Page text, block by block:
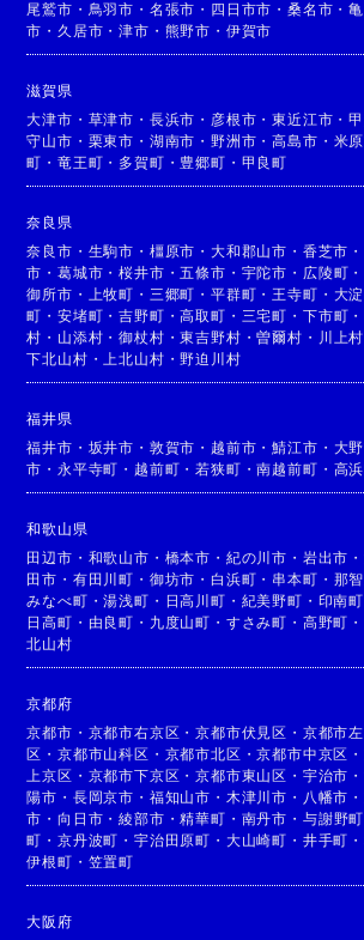
尾鷲市 ・ 鳥羽市 ・ 名張市 ・ 四日市市 ・桑名市 ・
市 ・ 久居市 ・津市 ・ 熊野市 ・ 伊賀市
滋賀県
大津市 ・ 草津市 ・ 長浜市 ・ 彦根市 ・東近江市 ・
守山市 ・ 栗東市 ・ 湖南市 ・野洲市 ・高島市 ・ 米
町 ・竜王町 ・ 多賀町 ・ 豊郷町 ・ 甲良町
奈良県
奈良市 ・ 生駒市 ・ 橿原市 ・大和郡山市 ・ 香芝市 ・
市 ・葛城市 ・桜井市 ・五條市 ・ 宇陀市 ・ 広陵町 ・
御所市 ・ 上牧町 ・ 三郷町 ・平群町 ・王寺町 ・ 大
町 ・安堵町 ・吉野町 ・高取町 ・ 三宅町 ・ 下市町 ・
村 ・ 山添村 ・御杖村 ・東吉野村 ・曽爾村 ・ 川上村
下北山村 ・上北山村 ・野迫川村
福井県
福井市 ・ 坂井市 ・ 敦賀市 ・ 越前市 ・鯖江市 ・ 大
市 ・永平寺町 ・ 越前町 ・若狭町 ・南越前町 ・ 高
和歌山県
田辺市 ・ 和歌山市 ・ 橋本市 ・ 紀の川市 ・ 岩出市 ・
田市 ・ 有田川町 ・ 御坊市 ・白浜町 ・ 串本町 ・ 那
みなべ町 ・湯浅町 ・ 日高川町 ・ 紀美野町 ・ 印南町
日高町 ・ 由良町 ・ 九度山町 ・ すさみ町 ・ 高野町 ・
北山村
京都府
京都市 ・ 京都市右京区 ・京都市伏見区 ・ 京都市
区 ・京都市山科区 ・ 京都市北区 ・京都市中京区 ・
上京区 ・ 京都市下京区 ・京都市東山区 ・ 宇治市 ・
陽市 ・ 長岡京市 ・ 福知山市 ・ 木津川市 ・ 八幡市 ・
市 ・向日市 ・綾部市 ・精華町 ・ 南丹市 ・ 与謝野町
町 ・京丹波町 ・宇治田原町 ・ 大山崎町 ・ 井手町 ・
伊根町 ・ 笠置町
大阪府